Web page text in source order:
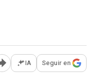
Abrir opciones para
IA Seguir en